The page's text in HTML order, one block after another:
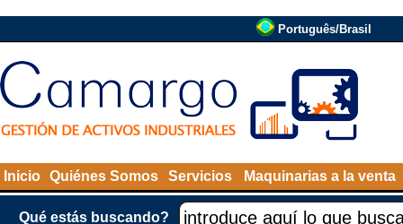
Português/Brasil
Inicio Quiénes Somos Servicios Maquinarias a la venta
Qué estás buscando?